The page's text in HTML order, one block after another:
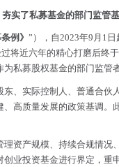
实了私募基金的部门监管
例》 ”），自2023年9月1
将近六年的精心打磨后
私募股权基金的部门监管
、实际控制人、普通合
高质量发展的政策基调
资产规模、持续合规情
业投资基金进行界定，